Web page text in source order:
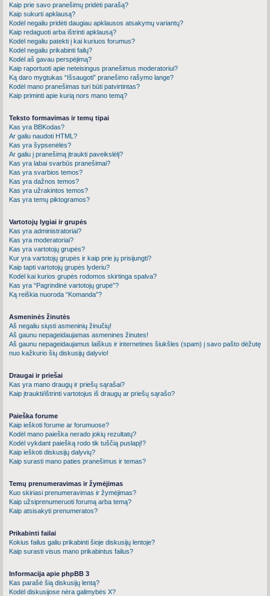
Kaip prie savo pranešimų pridėti parašą?
Kaip sukurti apklausą?
Kodėl negaliu pridėti daugiau apklausos atsakymų variantų?
Kaip redaguoti arba ištrinti apklausą?
Kodėl negaliu patekti į kai kuriuos forumus?
Kodėl negaliu prikabinti failų?
Kodėl aš gavau perspėjimą?
Kaip raportuoti apie neteisingus pranešimus moderatoriui?
Ką daro mygtukas “Išsaugoti” pranešimo rašymo lange?
Kodėl mano pranešimas turi būti patvirtintas?
Kaip priminti apie kurią nors mano temą?
Teksto formavimas ir temų tipai
Kas yra BBKodas?
Ar galiu naudoti HTML?
Kas yra šypsenėlės?
Ar galiu į pranešimą įtraukti paveikslėlį?
Kas yra labai svarbūs pranešimai?
Kas yra svarbios temos?
Kas yra dažnos temos?
Kas yra užrakintos temos?
Kas yra temų piktogramos?
Vartotojų lygiai ir grupės
Kas yra administratoriai?
Kas yra moderatoriai?
Kas yra vartotojų grupės?
Kur yra vartotojų grupės ir kaip prie jų prisijungti?
Kaip tapti vartotojų grupės lyderiu?
Kodėl kai kurios grupės rodomos skirtinga spalva?
Kas yra “Pagrindinė vartotojų grupė”?
Ką reiškia nuoroda “Komanda”?
Asmeninės žinutės
Aš negaliu siųsti asmeninių žinučių!
Aš gaunu nepageidaujamas asmenines žinutes!
Aš gaunu nepageidaujamus laiškus ir internetines šiukšles (spam) į savo pašto dėžutę
nuo kažkurio šių diskusijų dalyvio!
Draugai ir priešai
Kas yra mano draugų ir priešų sąrašai?
Kaip įtraukti/ištrinti vartotojus iš draugų ar priešų sąrašo?
Paieška forume
Kaip ieškoti forume ar forumuose?
Kodėl mano paieška nerado jokių rezultatų?
Kodėl vykdant paiešką rodo tik tuščią puslapį!?
Kaip ieškoti diskusijų dalyvių?
Kaip surasti mano paties pranešimus ir temas?
Temų prenumeravimas ir žymėjimas
Kuo skiriasi prenumeravimas ir žymėjimas?
Kaip užsiprenumeruoti forumą arba temą?
Kaip atsisakyti prenumeratos?
Prikabinti failai
Kokius failus galiu prikabinti šioje diskusijų lentoje?
Kaip surasti visus mano prikabintus failus?
Informacija apie phpBB 3
Kas parašė šią diskusijų lentą?
Kodėl diskusijose nėra galimybės X?